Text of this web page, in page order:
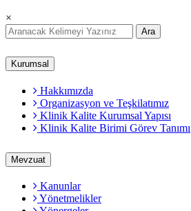
×
Ara
Kurumsal
Hakkımızda
Organizasyon ve Teşkilatımız
Klinik Kalite Kurumsal Yapısı
Klinik Kalite Birimi Görev Tanımı
Mevzuat
Kanunlar
Yönetmelikler